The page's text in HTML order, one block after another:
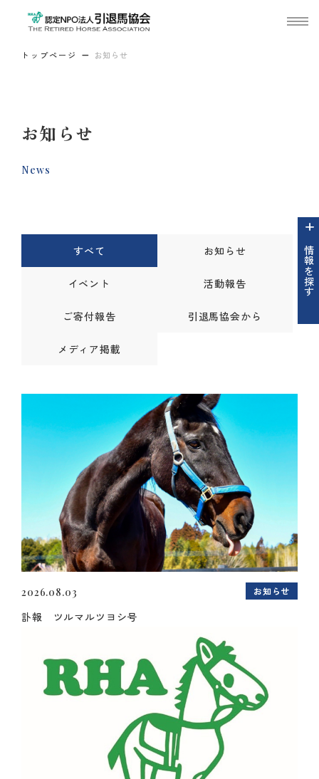
トップページ お知らせ
お知らせ
News
情報を探す
すべて お知らせ
イベント 活動報告
ご寄付報告 引退馬協会から
メディア掲載
2026.08.03 お知らせ
訃報 ツルマルツヨシ号